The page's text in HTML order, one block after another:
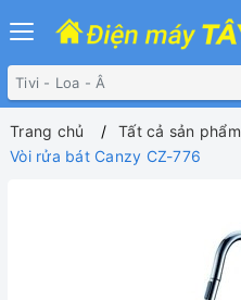
Trang chủ
Tất cả sản phẩm
Vòi rửa bát Canzy CZ-776